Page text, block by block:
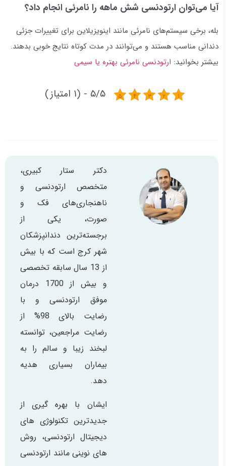
آیا می‌توان ارتودنسی شش ماهه را نامرئی انجام داد؟
بله، برخی سیستم‌های نامرئی مانند اینویزیلاین برای تغییرات جزئی
دندانی مناسب هستند و می‌توانند در مدت کوتاه نتایج خوبی بدهند.
بیشتر بخوانید: ارتودنسی نامرئی بهتره یا سیمی
۵/۵ - (۱ امتیاز)
دکتر ستار کبیری،
متخصص ارتودنسی و
ناهنجاری‌های فک و
صورت، یکی از
برجسته‌ترین دندانپزشکان
شهر کرج است که با بیش
از 13 سال سابقه تخصصی
و بیش از 1700 درمان
موفق ارتودنسی و با
رضایت بالای 98% از
رضایت مراجعین، توانسته
لبخند زیبا و سالم را به
بیماران بسیاری هدیه
دهد.
ایشان با بهره گیری از
جدیدترین تکنولوژی های
دیجیتال ارتودنسی، روش
های نوینی مانند ارتودنسی